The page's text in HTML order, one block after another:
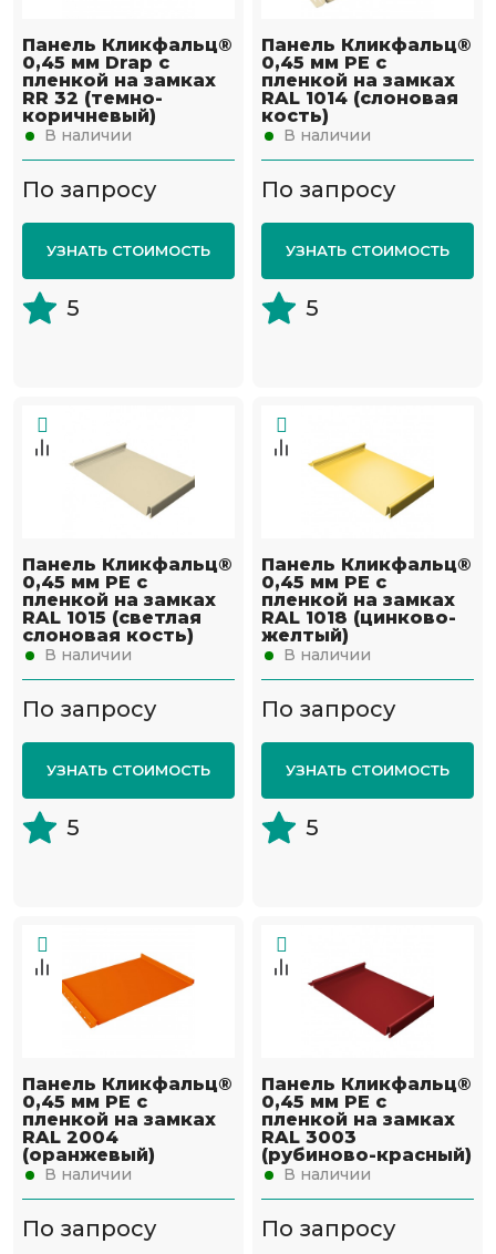
Панель Кликфальц®
0,45 мм Drap с
пленкой на замках
RR 32 (темно-
коричневый)
В наличии
По запросу
УЗНАТЬ СТОИМОСТЬ
5
Панель Кликфальц®
0,45 мм PE с
пленкой на замках
RAL 1014 (слоновая
кость)
В наличии
По запросу
УЗНАТЬ СТОИМОСТЬ
5
Панель Кликфальц®
0,45 мм PE с
пленкой на замках
RAL 1015 (светлая
слоновая кость)
В наличии
По запросу
УЗНАТЬ СТОИМОСТЬ
5
Панель Кликфальц®
0,45 мм PE с
пленкой на замках
RAL 1018 (цинково-
желтый)
В наличии
По запросу
УЗНАТЬ СТОИМОСТЬ
5
Панель Кликфальц®
0,45 мм PE с
пленкой на замках
RAL 2004
(оранжевый)
В наличии
По запросу
Панель Кликфальц®
0,45 мм PE с
пленкой на замках
RAL 3003
(рубиново-красный)
В наличии
По запросу